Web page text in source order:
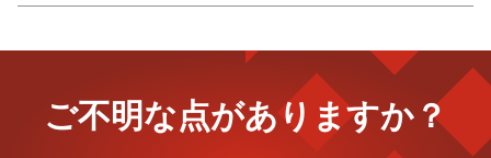
ご不明な点がありますか？